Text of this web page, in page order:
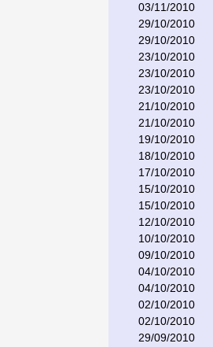
03/11/2010
29/10/2010
29/10/2010
23/10/2010
23/10/2010
23/10/2010
21/10/2010
21/10/2010
19/10/2010
18/10/2010
17/10/2010
15/10/2010
15/10/2010
12/10/2010
10/10/2010
09/10/2010
04/10/2010
04/10/2010
02/10/2010
02/10/2010
29/09/2010